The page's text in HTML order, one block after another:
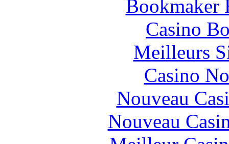
Bookmaker
Casino
Meilleurs
Casino
Nouveau
Nouveau